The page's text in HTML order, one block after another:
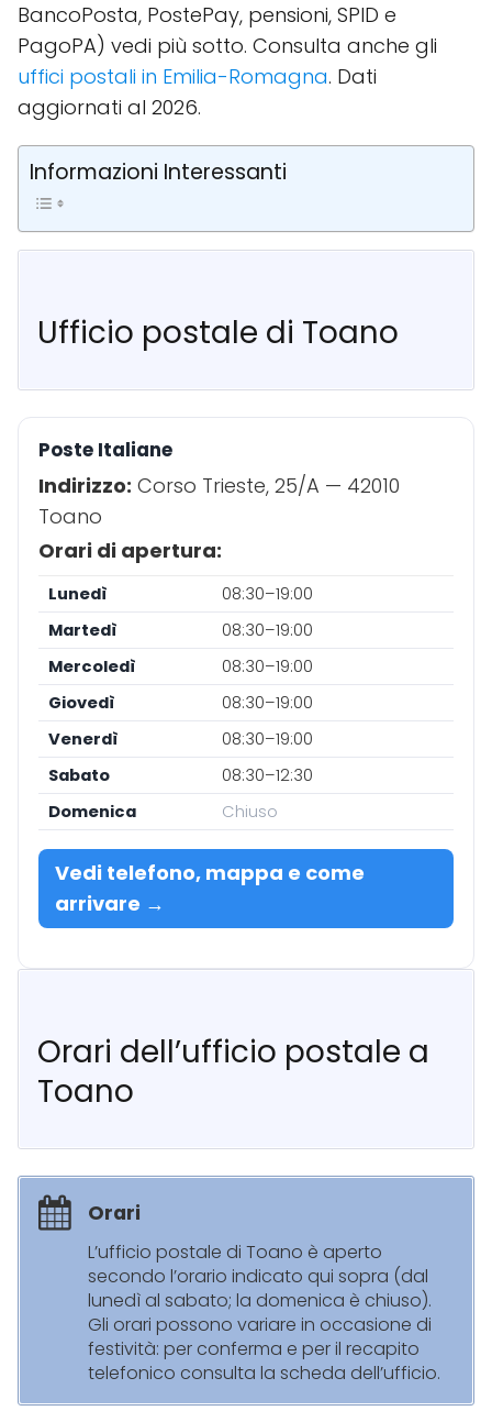
BancoPosta, PostePay, pensioni, SPID e
PagoPA) vedi più sotto. Consulta anche gli
uffici postali in Emilia-Romagna. Dati
aggiornati al 2026.
Informazioni Interessanti
Ufficio postale di Toano
Poste Italiane
Indirizzo: Corso Trieste, 25/A — 42010
Toano
Orari di apertura:
Lunedì
08:30–19:00
Martedì
08:30–19:00
Mercoledì
08:30–19:00
Giovedì
08:30–19:00
Venerdì
08:30–19:00
Sabato
08:30–12:30
Domenica
Chiuso
Vedi telefono, mappa e come
arrivare →
Orari dell’ufficio postale a
Toano
Orari
L’ufficio postale di Toano è aperto
secondo l’orario indicato qui sopra (dal
lunedì al sabato; la domenica è chiuso).
Gli orari possono variare in occasione di
festività: per conferma e per il recapito
telefonico consulta la scheda dell’ufficio.